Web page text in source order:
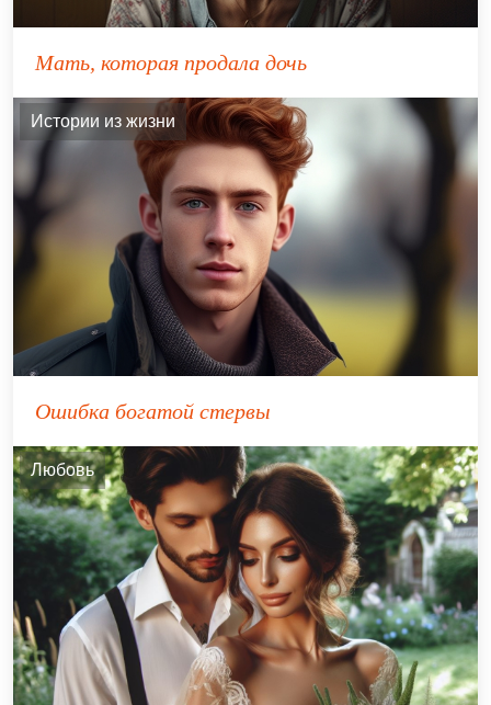
Мать, которая продала дочь
Истории из жизни
Ошибка богатой стервы
Любовь